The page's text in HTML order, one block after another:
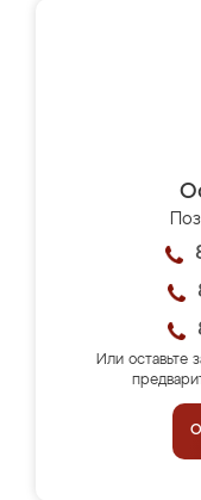
Или оставьте